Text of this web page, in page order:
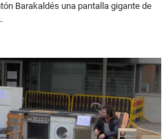
Barakaldés una pantalla gigante de